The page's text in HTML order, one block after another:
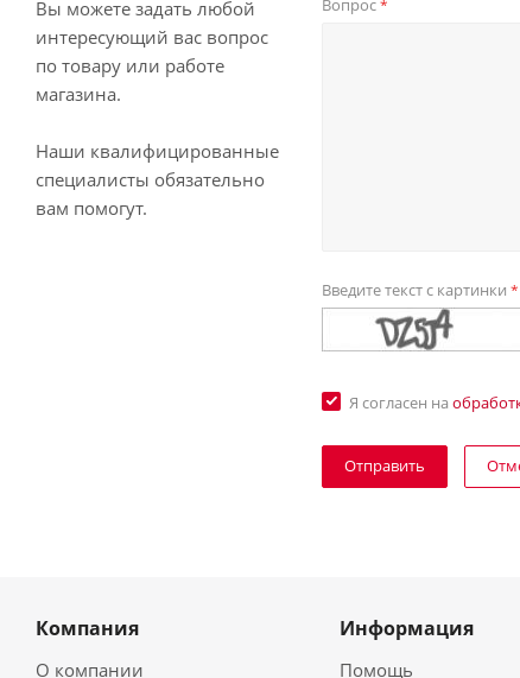
Вы можете задать любой
интересующий вас вопрос
по товару или работе
магазина.
Наши квалифицированные
специалисты обязательно
вам помогут.
Вопрос*
Введите текст с картинки*
Я согласен на
Компания
О компании
Информация
Помощь